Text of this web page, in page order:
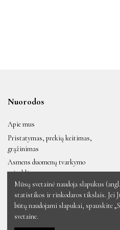
Nuorodos
Apie mus
Pristatymas, prekių keitimas,
grąžinimas
Asmens duomenų tvarkymo
taisyklės
Taisyklės ir sąlygos
Naujos prekės
Sumažinta kaina
Perkamiausios prekės
Mūsų svetainė naudoja slapukus
statistikos ir rinkodaros tikslais. Jei
būtų naudojami slapukai, spauskite
svetaine.